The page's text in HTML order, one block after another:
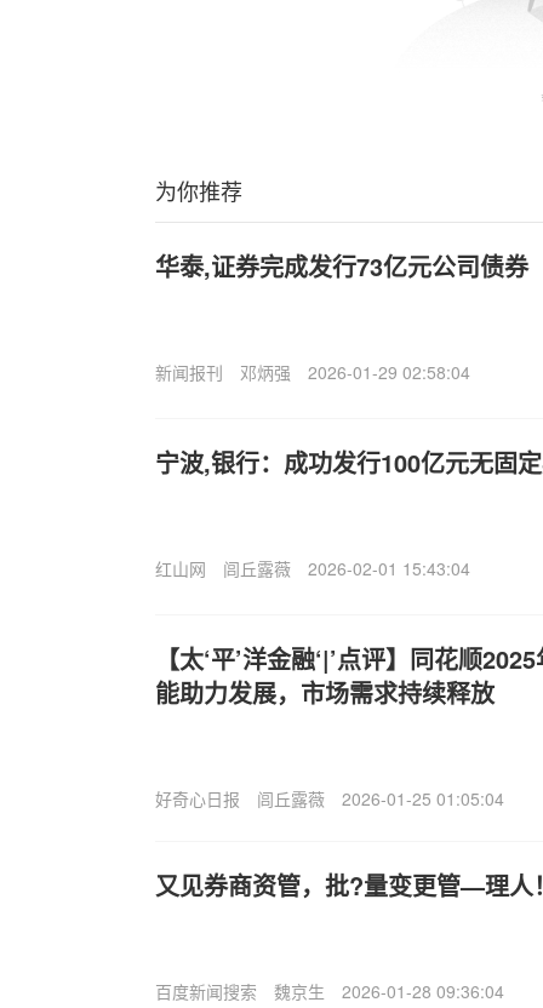
为你推荐
华泰,证券完成发行73亿元公司债券
新闻报刊 邓炳强 2026-01-29 02:58:04
宁波,银行：成功发行100亿元无固
红山网 闾丘露薇 2026-02-01 15:43:04
【太‘平’洋金融‘|’点评】同花顺
能助力发展，市场需求持续释放
好奇心日报 闾丘露薇 2026-01-25 01:05:04
又见券商资管，批?量变更管—理人
百度新闻搜索 魏京生 2026-01-28 09:36:04